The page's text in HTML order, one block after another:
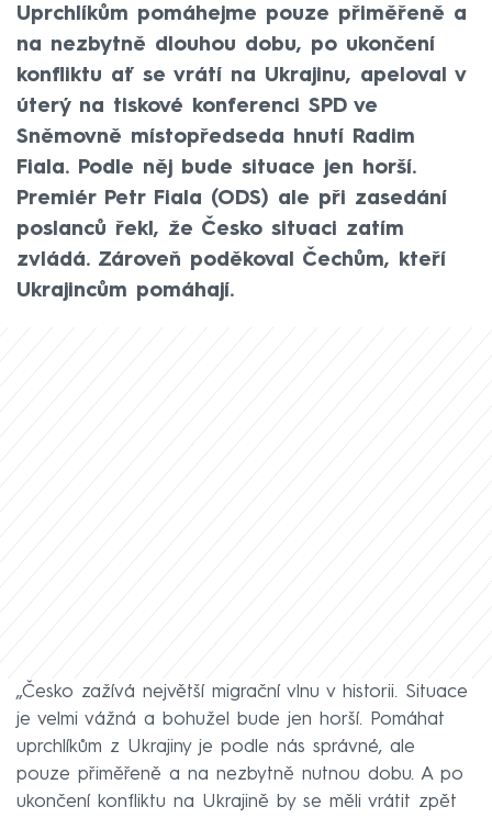
Uprchlíkům pomáhejme pouze přiměřeně a
na nezbytně dlouhou dobu, po ukončení
konfliktu ať se vrátí na Ukrajinu, apeloval v
úterý na tiskové konferenci SPD ve
Sněmovně místopředseda hnutí Radim
Fiala. Podle něj bude situace jen horší.
Premiér Petr Fiala (ODS) ale při zasedání
poslanců řekl, že Česko situaci zatím
zvládá. Zároveň poděkoval Čechům, kteří
Ukrajincům pomáhají.
„Česko zažívá největší migrační vlnu v historii. Situace
je velmi vážná a bohužel bude jen horší. Pomáhat
uprchlíkům z Ukrajiny je podle nás správné, ale
pouze přiměřeně a na nezbytně nutnou dobu. A po
ukončení konfliktu na Ukrajině by se měli vrátit zpět